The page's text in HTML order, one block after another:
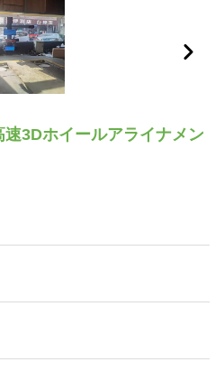
3Dホイールアライナメン